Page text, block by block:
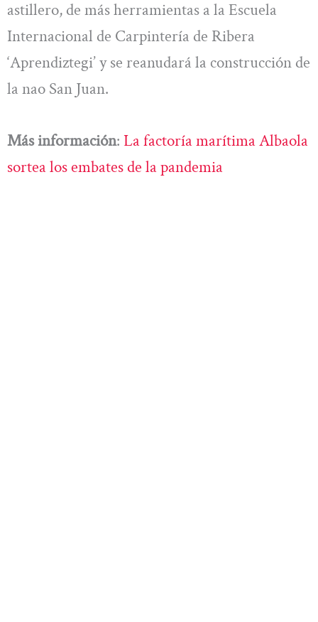
astillero, de más herramientas a la Escuela
Internacional de Carpintería de Ribera
‘Aprendiztegi’ y se reanudará la construcción de
la nao San Juan.
Más información: La factoría marítima Albaola
sortea los embates de la pandemia